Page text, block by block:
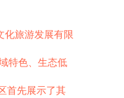
化旅游发展有限
特色、生态低
首先展示了其